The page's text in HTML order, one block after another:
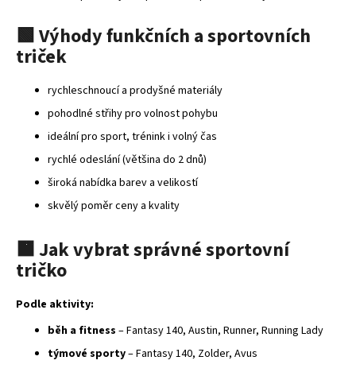
🟩Výhodyfunkčních asportovních
triček
rychleschnoucí a prodyšné materiály
pohodlné střihy pro volnost pohybu
ideální pro sport, trénink i volný čas
rychlé odeslání (většina do 2 dnů)
široká nabídka barev a velikostí
skvělý poměr ceny a kvality
🟧Jakvybratsprávnésportovní
tričko
Podle aktivity:
běh a fitness – Fantasy 140, Austin, Runner, Running Lady
týmové sporty– Fantasy 140, Zolder, Avus
u
j
m